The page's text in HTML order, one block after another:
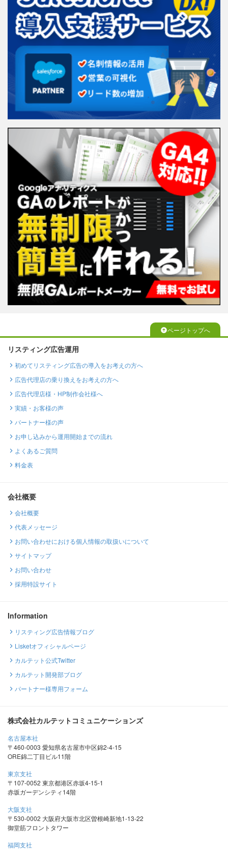
ページトップへ
リスティング広告運用
初めてリスティング広告の導入をお考えの方へ
広告代理店の乗り換えをお考えの方へ
広告代理店様・HP制作会社様へ
実績・お客様の声
パートナー様の声
お申し込みから運用開始までの流れ
よくあるご質問
料金表
会社概要
会社概要
代表メッセージ
お問い合わせにおける個人情報の取扱いについて
サイトマップ
お問い合わせ
採用特設サイト
Information
リスティング広告情報ブログ
Lisketオフィシャルページ
カルテット公式Twitter
カルテット開発部ブログ
パートナー様専用フォーム
株式会社カルテットコミュニケーションズ
名古屋本社
〒460-0003 愛知県名古屋市中区錦2-4-15
ORE錦二丁目ビル11階
東京支社
〒107-0052 東京都港区赤坂4-15-1
赤坂ガーデンシティ14階
大阪支社
〒530-0002 大阪府大阪市北区曽根崎新地1-13-22
御堂筋フロントタワー
福岡支社